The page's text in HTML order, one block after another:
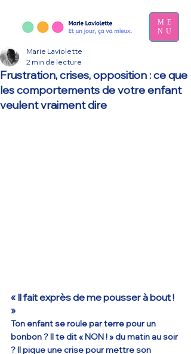
ME
NU
Frustration, crises, opposition : ce que
les comportements de votre enfant
veulent vraiment dire
Marie Laviolette
2 min de lecture
« Il fait exprès de me pousser à bout !
»
Ton enfant se roule par terre pour un
bonbon ? Il te dit « NON ! » du matin au soir
? Il pique une crise pour mettre son